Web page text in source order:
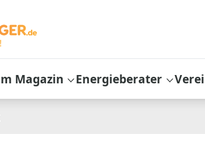
Magazin Energieberater